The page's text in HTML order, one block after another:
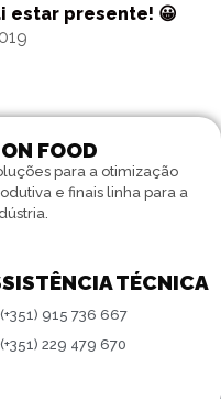
estar presente! 😀
FOOD
para a otimização
e finais linha para a
TÉCNICA
(+351) 915 736 667
(+351) 229 479 670